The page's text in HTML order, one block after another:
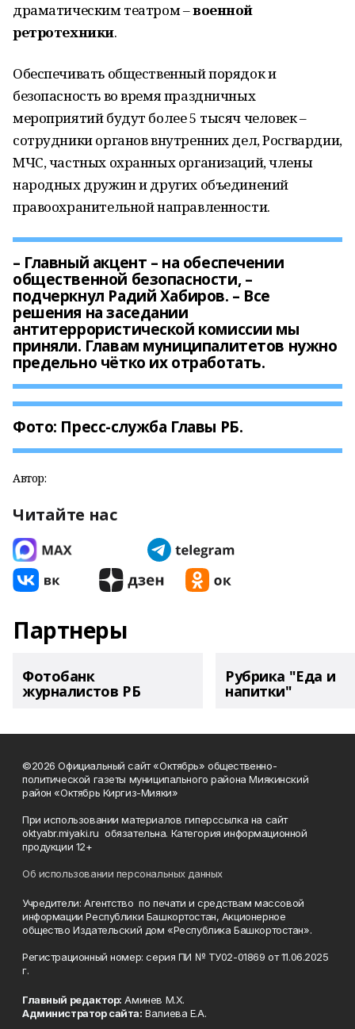
драматическим театром –военной
ретротехники.
Обеспечивать общественный порядок и
безопасность во время праздничных
мероприятий будут более 5 тысяч человек –
сотрудники органов внутренних дел, Росгвардии,
МЧС, частных охранных организаций, члены
народных дружин и других объединений
правоохранительной направленности.
– Главный акцент – на обеспечении
общественной безопасности, –
подчеркнул Радий Хабиров. – Все
решения на заседании
антитеррористической комиссии мы
приняли. Главам муниципалитетов нужно
предельно чётко их отработать.
Фото: Пресс-служба Главы РБ.
Автор:
Читайте нас
Партнеры
Фотобанк
журналистов РБ
Рубрика "Еда и
напитки"
©2026 Официальный сайт «Октябрь» общественно-
политической газеты муниципального района Миякинский
район «Октябрь Киргиз-Мияки»
При использовании материалов гиперссылка на сайт
oktyabr.miyaki.ru обязательна. Категория информационной
продукции 12+
Об использовании персональных данных
Учредители: Агентство по печати и средствам массовой
информации Республики Башкортостан, Акционерное
общество Издательский дом «Республика Башкортостан».
Регистрационный номер: серия ПИ № ТУ02-01869 от 11.06.2025
г.
Главный редактор: Аминев М.Х.
Администратор сайта: Валиева Е.А.